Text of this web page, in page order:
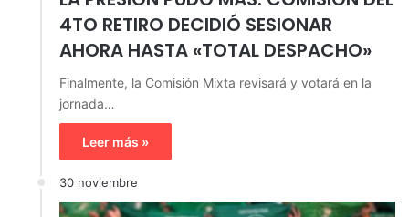
4TO RETIRO DECIDIÓ SESIONAR
AHORA HASTA «TOTAL DESPACHO»
Finalmente, la Comisión Mixta revisará y votará en la
jornada…
Leer más »
30 noviembre